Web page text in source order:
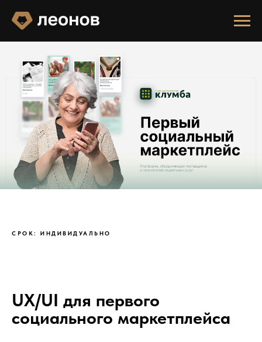
СРОК: ИНДИВИДУАЛЬНО
UX/UI для первого
социального маркетплейса